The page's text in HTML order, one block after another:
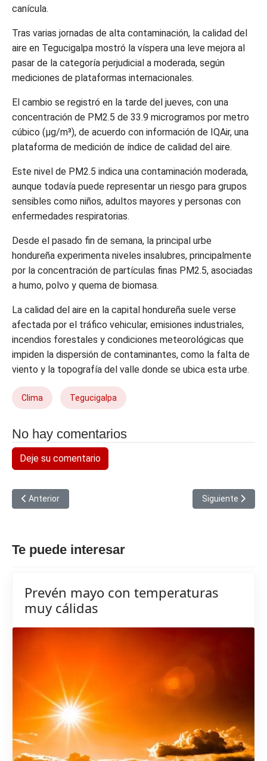
canícula.
Tras varias jornadas de alta contaminación, la calidad del
aire en Tegucigalpa mostró la víspera una leve mejora al
pasar de la categoría perjudicial a moderada, según
mediciones de plataformas internacionales.
El cambio se registró en la tarde del jueves, con una
concentración de PM2.5 de 33.9 microgramos por metro
cúbico (µg/m³), de acuerdo con información de IQAir, una
plataforma de medición de índice de calidad del aire.
Este nivel de PM2.5 indica una contaminación moderada,
aunque todavía puede representar un riesgo para grupos
sensibles como niños, adultos mayores y personas con
enfermedades respiratorias.
Desde el pasado fin de semana, la principal urbe
hondureña experimenta niveles insalubres, principalmente
por la concentración de partículas finas PM2.5, asociadas
a humo, polvo y quema de biomasa.
La calidad del aire en la capital hondureña suele verse
afectada por el tráfico vehicular, emisiones industriales,
incendios forestales y condiciones meteorológicas que
impiden la dispersión de contaminantes, como la falta de
viento y la topografía del valle donde se ubica esta urbe.
Clima Tegucigalpa
No hay comentarios
Deje su comentario
Artículo anterior: El calor enluta a Francia: Mil muertes más de
Anterior Artículo
Siguiente
Te puede interesar
Prevén mayo con temperaturas
muy cálidas